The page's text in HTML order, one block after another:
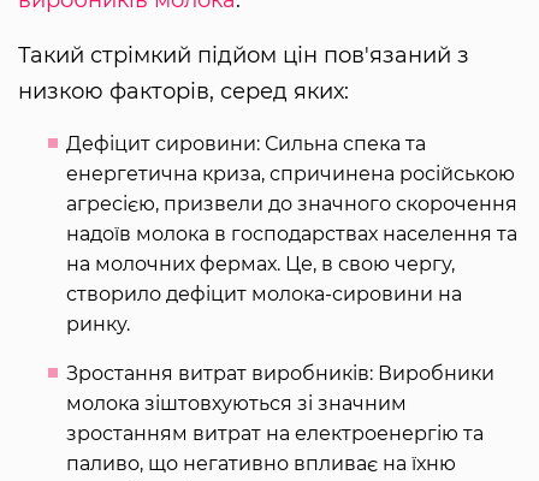
Такий стрімкий підйом цін пов'язаний з
низкою факторів, серед яких:
Дефіцит сировини: Сильна спека та
енергетична криза, спричинена російською
агресією, призвели до значного скорочення
надоїв молока в господарствах населення та
на молочних фермах. Це, в свою чергу,
створило дефіцит молока-сировини на
ринку.
Зростання витрат виробників: Виробники
молока зіштовхуються зі значним
зростанням витрат на електроенергію та
паливо, що негативно впливає на їхню